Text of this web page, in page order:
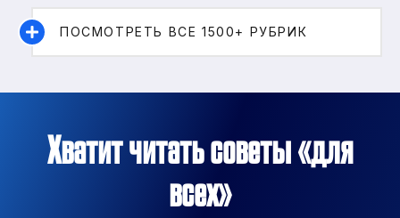
ПОСМОТРЕТЬ ВСЕ 1500+ РУБРИК
Хватит читать советы «для
всех»